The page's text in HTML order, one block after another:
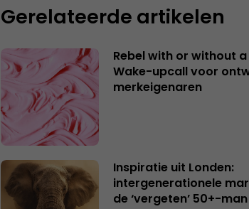
Gerelateerde artikelen
Rebel with or without
Wake-upcall voor
merkeigenaren
Inspiratie uit Londen:
intergenerationele
de ‘vergeten’ 50+-man